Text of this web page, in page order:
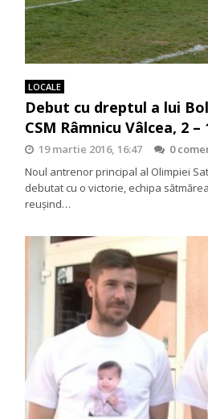
LOCALE
Debut cu dreptul a lui
CSM Râmnicu Vâlcea, 2 –
19 martie 2016, 16:47
0
Noul antrenor principal al Olimpiei
debutat cu o victorie, echipa
reușind…